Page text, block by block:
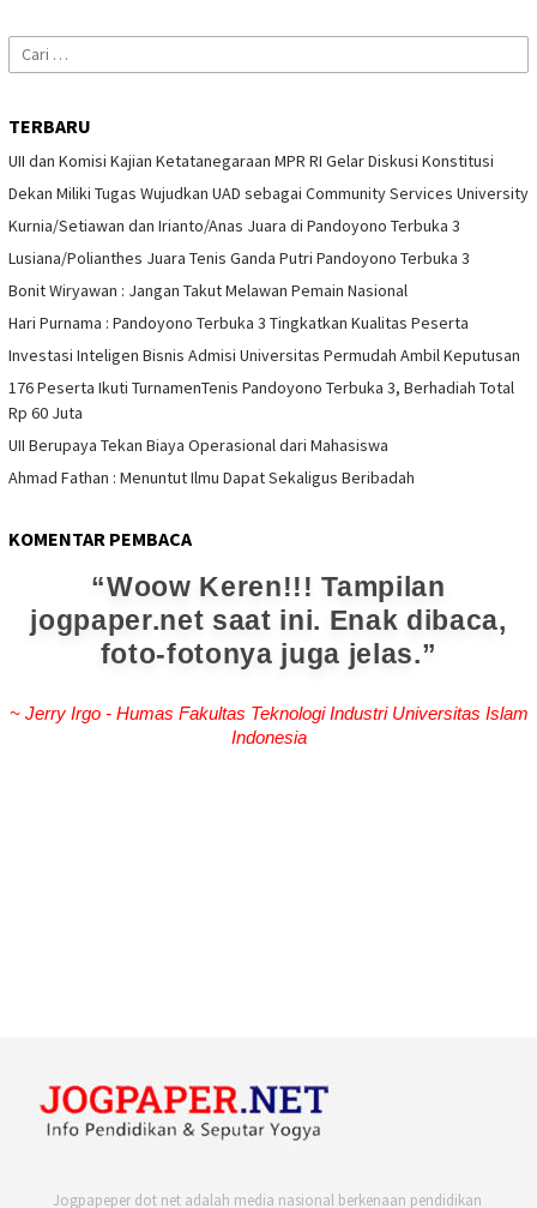
Cari
untuk:
TERBARU
UII dan Komisi Kajian Ketatanegaraan MPR RI Gelar Diskusi Konstitusi
Dekan Miliki Tugas Wujudkan UAD sebagai Community Services University
Kurnia/Setiawan dan Irianto/Anas Juara di Pandoyono Terbuka 3
Lusiana/Polianthes Juara Tenis Ganda Putri Pandoyono Terbuka 3
Bonit Wiryawan : Jangan Takut Melawan Pemain Nasional
Hari Purnama : Pandoyono Terbuka 3 Tingkatkan Kualitas Peserta
Investasi Inteligen Bisnis Admisi Universitas Permudah Ambil Keputusan
176 Peserta Ikuti TurnamenTenis Pandoyono Terbuka 3, Berhadiah Total
Rp 60 Juta
UII Berupaya Tekan Biaya Operasional dari Mahasiswa
Ahmad Fathan : Menuntut Ilmu Dapat Sekaligus Beribadah
KOMENTAR PEMBACA
Woow Keren!!! Tampilan
jogpaper.net saat ini. Enak dibaca,
foto-fotonya juga jelas.
~ Jerry Irgo - Humas Fakultas Teknologi Industri Universitas Islam
Indonesia
Jogpapeper dot net adalah media nasional berkenaan pendidikan